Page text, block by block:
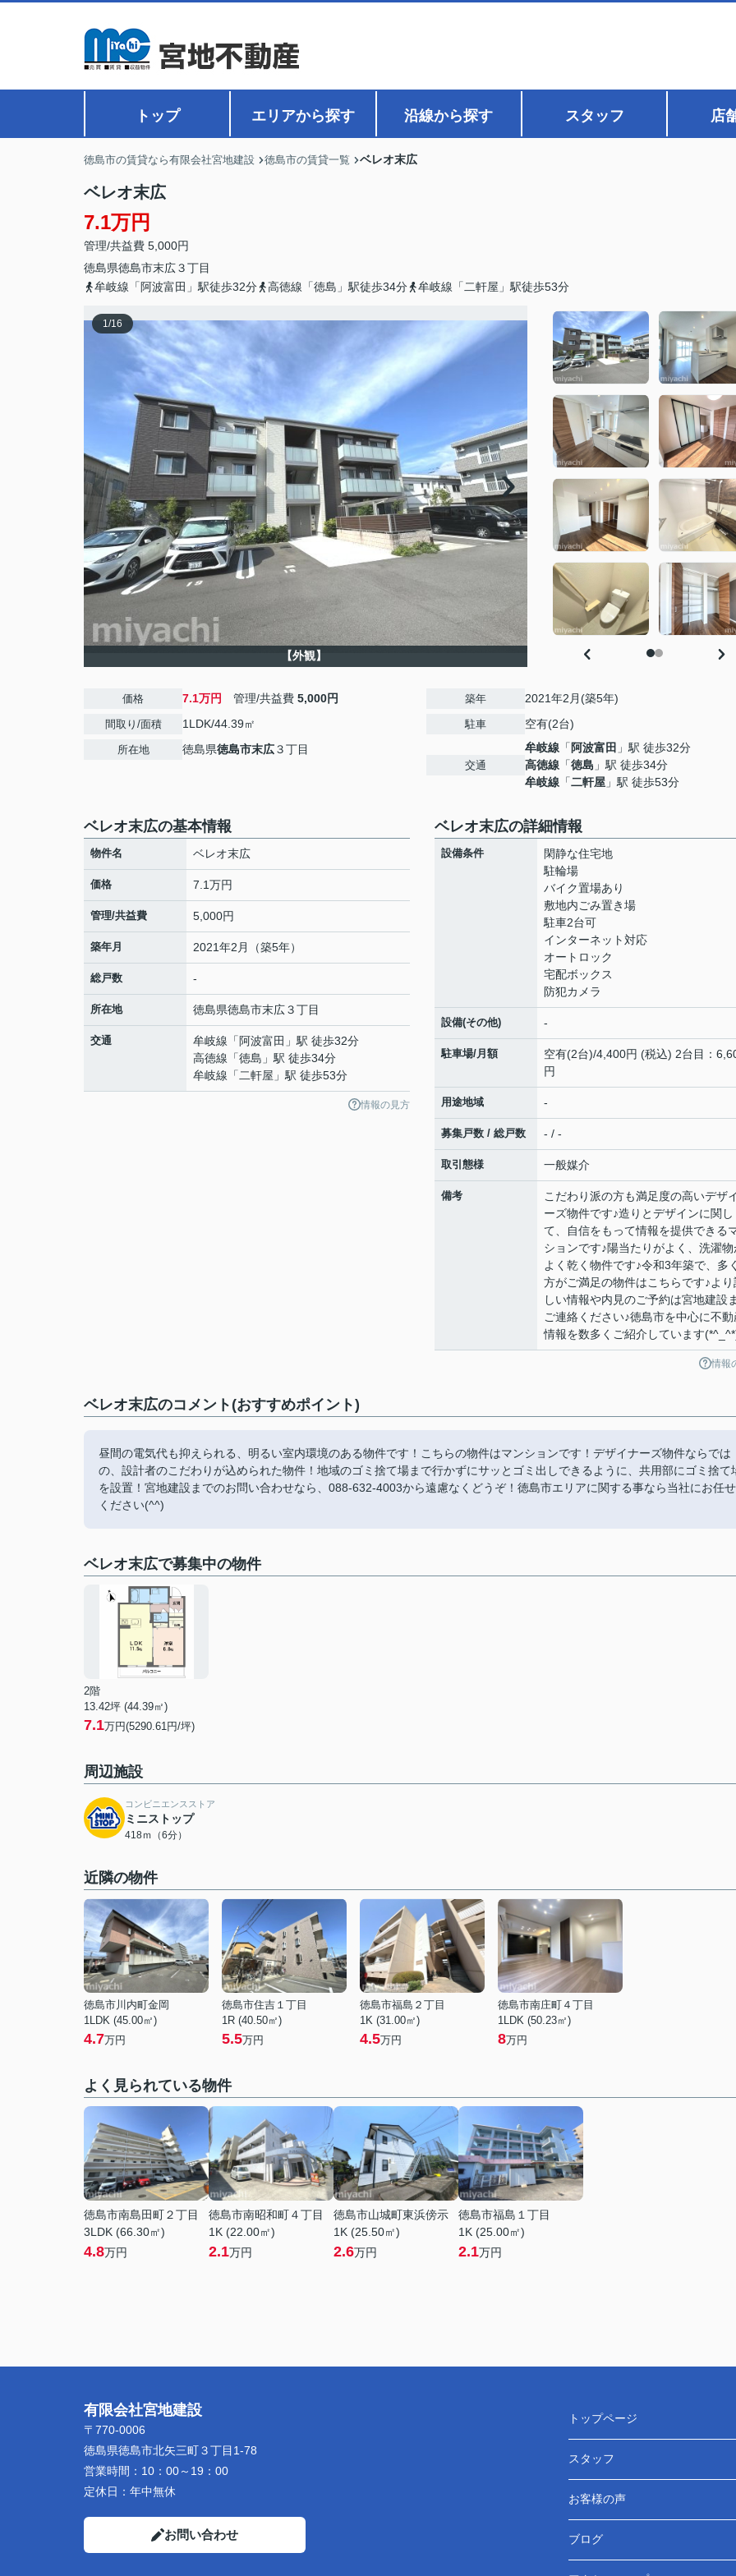
トップ エリアから探す 沿線から探す スタッフ 店
徳島市の賃貸なら有限会社宮地建設 徳島市の賃貸一覧 ベレオ末広
ベレオ末広
7.1万円
管理/共益費 5,000円
徳島県徳島市末広３丁目
牟岐線「阿波富田」駅徒歩32分
高徳線「徳島」駅徒歩34分 牟岐線「二軒屋」駅徒歩53分
1/16
【外観】
価格 7.1万円 管理/共益費 5,000円
間取り/面積 1LDK/44.39㎡
所在地 徳島県徳島市末広３丁目
築年 2021年2月(築5年)
駐車 空有(2台)
交通
牟岐線 「 阿波富田 」駅 徒歩32分
高徳線 「徳島 」駅 徒歩34分
牟岐線 「二軒屋 」駅 徒歩53分
ベレオ末広の基本情報
物件名 ベレオ末広
価格 7.1万円
管理/共益費 5,000円
築年月 2021年2月（築5年）
総戸数 -
所在地 徳島県徳島市末広３丁目
交通 牟岐線 「 阿波富田 」駅 徒歩32分
高徳線 「徳島 」駅 徒歩34分
牟岐線 「 二軒屋 」駅 徒歩53分
情報の見方
ベレオ末広の詳細情報
設備条件
閑静な住宅地
駐輪場
バイク置場あり
敷地内ごみ置き場
駐車2台可
インターネット対応
オートロック
宅配ボックス
防犯カメラ
設備(その他) -
駐車場/月額
空有(2台)/4,400円 (税込) 2台目：
円
用途地域 -
募集戸数 / 総戸数 - / -
取引態様 一般媒介
備考
こだわり派の方も満足度の高いデザ
ーズ物件です♪造りとデザインに関し
て、自信をもって情報を提供できる
ションです♪陽当たりがよく、洗濯物
よく乾く物件です♪令和3年築で、多
方がご満足の物件はこちらです♪より
しい情報や内見のご予約は宮地建設
ご連絡ください♪徳島市を中心に不動
情報を数多くご紹介しています
情報
ベレオ末広のコメント(おすすめポイント)
昼間の電気代も抑えられる、明るい室内環境のある物件です！こちらの物件はマンションです！デザイナーズ物件ならでは
の、設計者のこだわりが込められた物件！地域のゴミ捨て場まで行かずにサッとゴミ出しできるように、共用部にゴミ捨て
を設置！宮地建設までのお問い合わせなら、088-632-4003から遠慮なくどうぞ！徳島市エリアに関する事なら当社にお任せ
ください(^^)
ベレオ末広で募集中の物件
2階
13.42坪 (44.39㎡)
7.1万円(5290.61円/坪)
周辺施設
コンビニエンスストア
ミニストップ
418ｍ（6分）
近隣の物件
徳島市川内町金岡
1LDK (45.00㎡)
4.7万円
徳島市住吉１丁目
1R (40.50㎡)
5.5万円
徳島市福島２丁目
1K (31.00㎡)
4.5万円
徳島市南庄町４丁目
1LDK (50.23㎡)
8万円
よく見られている物件
徳島市南島田町２丁目
3LDK (66.30㎡)
4.8万円
徳島市南昭和町４丁目
1K (22.00㎡)
2.1万円
徳島市山城町東浜傍示
1K (25.50㎡)
2.6万円
徳島市福島１丁目
1K (25.00㎡)
2.1万円
有限会社宮地建設
〒770-0006
徳島県徳島市北矢三町３丁目1-78
営業時間： 10：00～19：00
定休日： 年中無休
お問い合わせ
トップページ
スタッフ
お客様の声
ブログ